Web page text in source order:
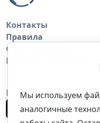
Контакты
Правила
Обратная связь
Правила
Приложение
Мы используем
аналогичные